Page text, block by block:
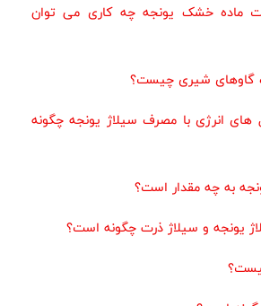
ماده خشک یونجه چه کاری می توان
گاوهای شیری چیست؟
انرژی با مصرف سیلاژ یونجه چگونه
به چه مقدار است؟
یونجه و سیلاژ ذرت چگونه است؟